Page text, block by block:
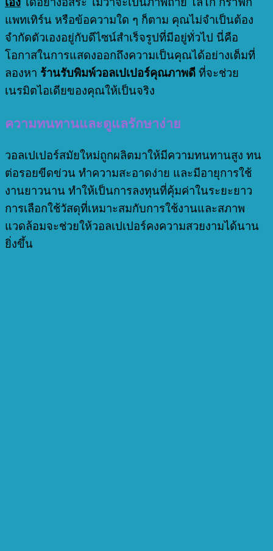
แพทเทิร์น หรือข้อความใด ๆ ก็ตาม คุณไม่จำเป็นต้อง
จำกัดตัวเองอยู่กับดีไซน์สำเร็จรูปที่มีอยู่ทั่วไป นี่คือ
โอกาสในการแสดงออกถึงความเป็นคุณได้อย่างเต็มที่
ลองหา ร้านรับพิมพ์วอลเปเปอร์คุณภาพดี ที่จะช่วย
เนรมิตไอเดียของคุณให้เป็นจริง
ความทนทานและดูแลรักษาง่าย
วอลเปเปอร์สมัยใหม่ถูกผลิตมาให้มีความทนทานสูง ทน
ต่อรอยขีดข่วน ทำความสะอาดง่าย และมีอายุการใช้
งานยาวนาน ทำให้เป็นการลงทุนที่คุ้มค่าในระยะยาว
การเลือกใช้วัสดุที่เหมาะสมกับการใช้งานและสภาพ
แวดล้อมจะช่วยให้วอลเปเปอร์คงความสวยงามได้นาน
ยิ่งขึ้น